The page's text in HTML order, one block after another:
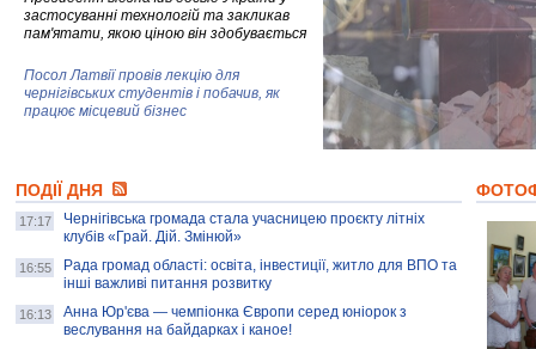
застосуванні технологій та закликав
пам'ятати, якою ціною він здобувається
Посол Латвії провів лекцію для
чернігівських студентів і побачив, як
працює місцевий бізнес
колекцію про війну, емоції та тварин
AB InBev Efes Україна підтримала
навчальний проєкт "Молодіжна бізнес-
школа", спрямований на розвиток
підприємництва у Чернігівській області
ПОДІЇ ДНЯ
17:17
Чернігівська громада стала учасницею проєкту літніх
клубів «Грай. Дій. Змінюй»
16:55
Рада громад області: освіта, інвестиції, житло для ВПО та
інші важливі питання розвитку
16:13
Анна Юр'єва — чемпіонка Європи серед юніорок з
веслування на байдарках і каное!